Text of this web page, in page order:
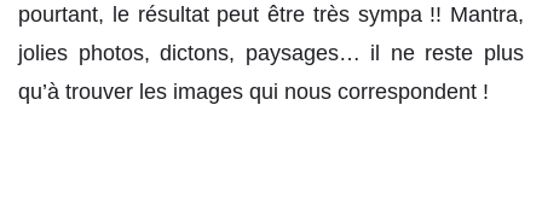
pourtant, le résultat peut être très sympa !! Mantra,
jolies photos, dictons, paysages… il ne reste plus
qu’à trouver les images qui nous correspondent !